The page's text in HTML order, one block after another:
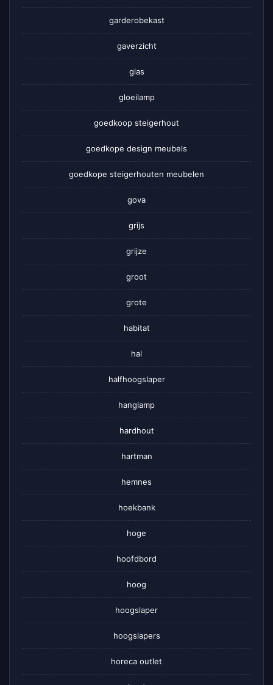
garderobekast
gaverzicht
glas
gloeilamp
goedkoop steigerhout
goedkope design meubels
goedkope steigerhouten meubelen
gova
grijs
grijze
groot
grote
habitat
hal
halfhoogslaper
hanglamp
hardhout
hartman
hemnes
hoekbank
hoge
hoofdbord
hoog
hoogslaper
hoogslapers
horeca outlet